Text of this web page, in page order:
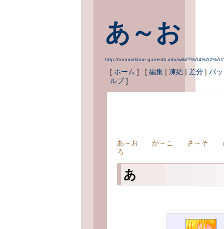
あ～お
http://roonrinktrue.gamedb.info/wiki/
[ ホーム ] [ 編集 | 凍結 | 差分 | バ
ルプ]
あ～お か～こ さ～そ
ろ
あ